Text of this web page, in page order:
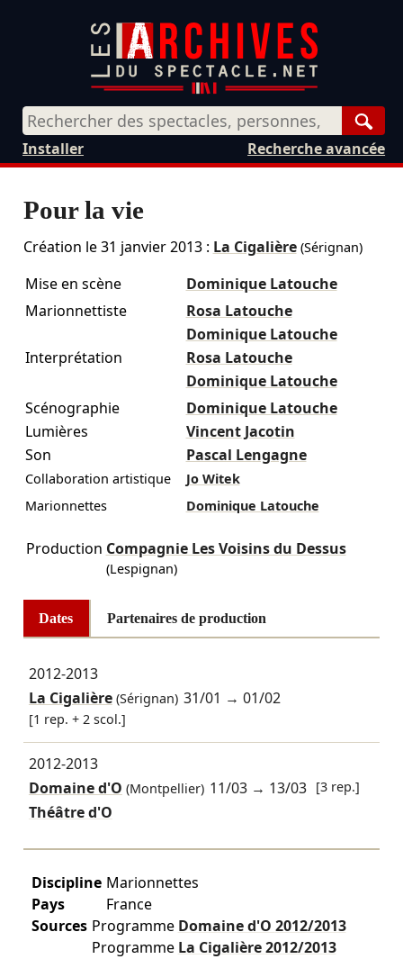
Recherche avancée
Installer
Pour la vie
Création le31 janvier 2013: La Cigalière(Sérignan)
Mise en scène
Dominique Latouche
Marionnettiste
Rosa Latouche
Dominique Latouche
Interprétation
Rosa Latouche
Dominique Latouche
Scénographie
Dominique Latouche
Lumières
Vincent Jacotin
Son
Pascal Lengagne
Collaboration artistique
Jo Witek
Marionnettes
Dominique Latouche
Production Compagnie Les Voisins du Dessus
(Lespignan)
Dates Partenaires de production
2012-2013
La Cigalière(Sérignan) 31/01 →01/02
[1 rep. + 2 scol.]
2012-2013
Domaine d'O (Montpellier) 11/03 → 13/03 [3 rep.]
Théâtre d'O
Discipline Marionnettes
Pays
France
Sources Programme Domaine d'O 2012/2013
Programme La Cigalière2012/2013